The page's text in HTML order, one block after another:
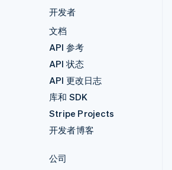
开发者
文档
API 参考
API 状态
API 更改日志
库和 SDK
Stripe Projects
开发者博客
公司